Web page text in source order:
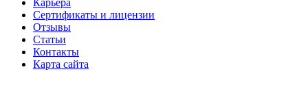
Карьера
Сертификаты и лицензии
Отзывы
Статьи
Контакты
Карта сайта